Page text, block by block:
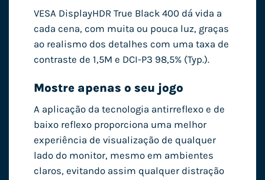
VESA DisplayHDR True Black 400 dá vida a
cada cena, com muita ou pouca luz, graças
ao realismo dos detalhes com uma taxa de
contraste de 1,5M e DCI-P3 98,5% (Typ.).
Mostre apenas o seu jogo
A aplicação da tecnologia antirreflexo e de
baixo reflexo proporciona uma melhor
experiência de visualização de qualquer
lado do monitor, mesmo em ambientes
claros, evitando assim qualquer distração